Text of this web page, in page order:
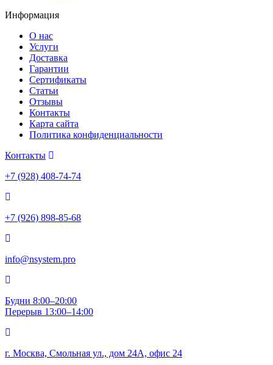
Информация
О нас
Услуги
Доставка
Гарантии
Сертификаты
Статьи
Отзывы
Контакты
Карта сайта
Политика конфиденциальности
Контакты
+7 (928) 408-74-74
+7 (926) 898-85-68
info@nsystem.pro
Будни 8:00–20:00
Перерыв 13:00–14:00
г. Москва, Смольная ул., дом 24А, офис 24